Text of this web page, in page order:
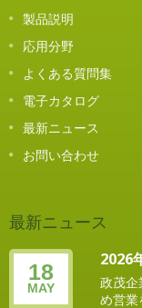
製品説明
応用分野
よくある質問集
電子カタログ
最新ニュース
お問い合わせ
最新ニュース
18
MAY
2026
政茂企
め営業